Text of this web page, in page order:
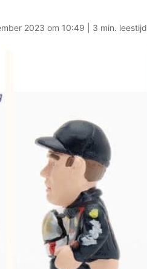
2023 om 10:49 | 3 min. leestijd